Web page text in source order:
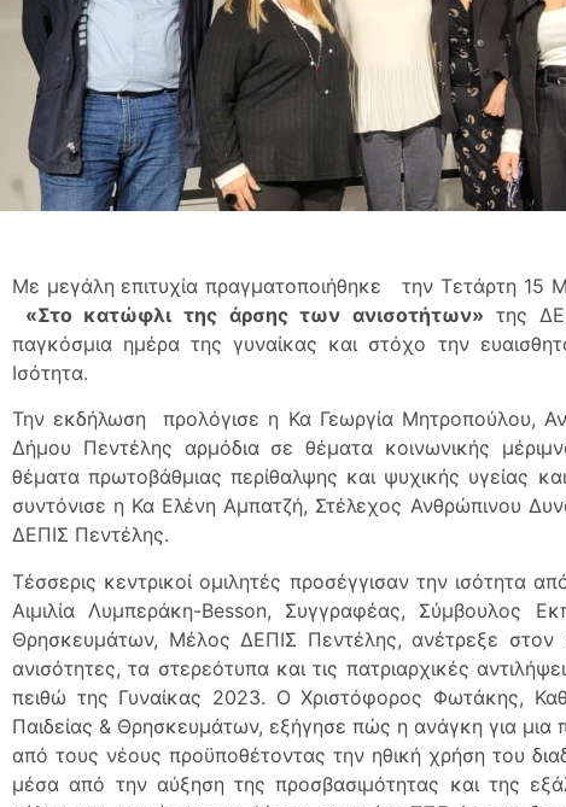
Με μεγάλη επιτυχία πραγματοποιήθηκε την Τετάρτη
«Στο κατώφλι της άρσης των ανισοτήτων» της
παγκόσμια ημέρα της γυναίκας και στόχο την
Ισότητα.
Την εκδήλωση προλόγισε η Κα Γεωργία Μητροπούλου,
Δήμου Πεντέλης αρμόδια σε θέματα κοινωνικής
θέματα πρωτοβάθμιας περίθαλψης και ψυχικής υγείας
συντόνισε η Κα Ελένη Αμπατζή, Στέλεχος Ανθρώπινου
ΔΕΠΙΣ Πεντέλης.
Τέσσερις κεντρικοί ομιλητές προσέγγισαν την ισότητα
Αιμιλία Λυμπεράκη-Besson, Συγγραφέας, Σύμβουλος
Θρησκευμάτων, Μέλος ΔΕΠΙΣ Πεντέλης, ανέτρεξε στον
ανισότητες, τα στερεότυπα και τις πατριαρχικές
πειθώ της Γυναίκας 2023. Ο Χριστόφορος Φωτάκης,
Παιδείας & Θρησκευμάτων, εξήγησε πώς η ανάγκη για μια
από τους νέους προϋποθέτοντας την ηθική χρήση του
μέσα από την αύξηση της προσβασιμότητας και της